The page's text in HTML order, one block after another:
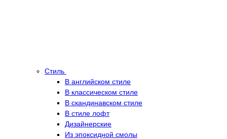
Стиль
В английском стиле
В классическом стиле
В скандинавском стиле
В стиле лофт
Дизайнерские
Из эпоксидной смолы